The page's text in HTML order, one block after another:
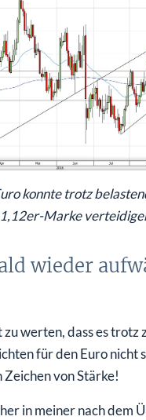
konnte trotz
1,12er-Marke
wieder
zu werten, dass es trotz
für den Euro nicht
von Stärke!
in meiner nach dem